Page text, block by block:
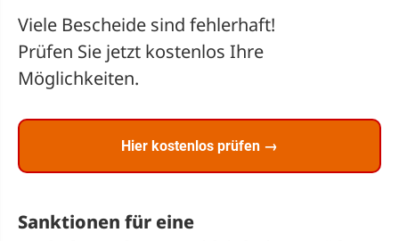
Viele Bescheide sind fehlerhaft!
Prüfen Sie jetzt kostenlos Ihre
Möglichkeiten.
Hier kostenlos prüfen →
Sanktionen für eine